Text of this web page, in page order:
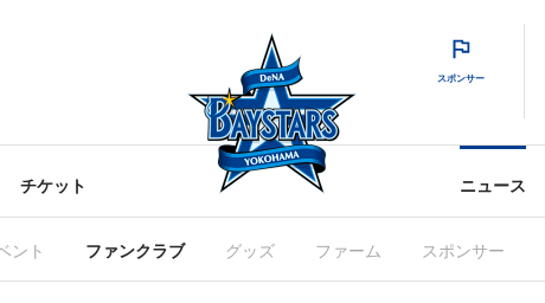
スポンサー
チケット ニュース
ント ファンクラブ グッズ ファーム スポンサー